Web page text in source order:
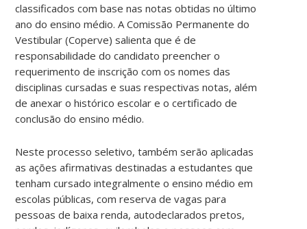
classificados com base nas notas obtidas no último
ano do ensino médio. A Comissão Permanente do
Vestibular (Coperve) salienta que é de
responsabilidade do candidato preencher o
requerimento de inscrição com os nomes das
disciplinas cursadas e suas respectivas notas, além
de anexar o histórico escolar e o certificado de
conclusão do ensino médio.
Neste processo seletivo, também serão aplicadas
as ações afirmativas destinadas a estudantes que
tenham cursado integralmente o ensino médio em
escolas públicas, com reserva de vagas para
pessoas de baixa renda, autodeclarados pretos,